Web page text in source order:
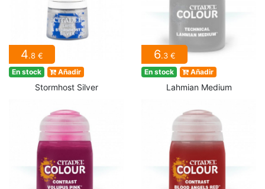
4.8 €
En stock Añadir
Stormhost Silver
6.3 €
En stock Añadir
Lahmian Medium